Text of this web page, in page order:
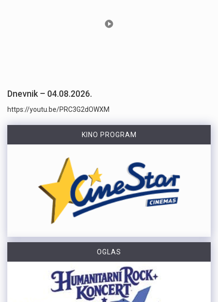
Dnevnik – 04.08.2026.
https://youtu.be/PRC3G2dOWXM
KINO PROGRAM
OGLAS